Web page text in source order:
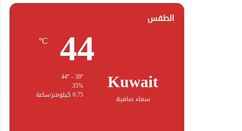
الطقس
Kuwait
سماء صافية
44
℃
44º - 39º
35%
0.75 كيلومتر/ساعة